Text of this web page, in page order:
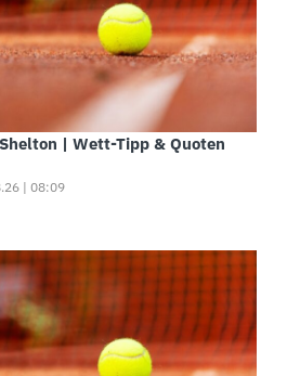
| Wett-Tipp & Quoten
| 08:09